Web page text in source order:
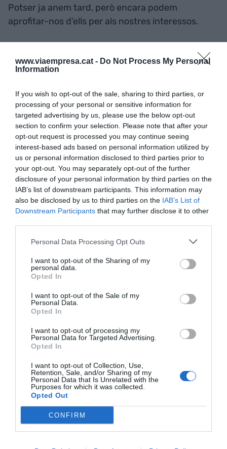
www.viaempresa.cat - Do Not Process My Personal
Information
If you wish to opt-out of the sale, sharing to third parties, or
processing of your personal or sensitive information for
targeted advertising by us, please use the below opt-out
section to confirm your selection. Please note that after your
opt-out request is processed you may continue seeing
interest-based ads based on personal information utilized by
us or personal information disclosed to third parties prior to
your opt-out. You may separately opt-out of the further
disclosure of your personal information by third parties on the
IAB’s list of downstream participants. This information may
also be disclosed by us to third parties on the IAB’s List of
Downstream Participants that may further disclose it to other
Personal Data Processing Opt Outs
I want to opt-out of the Sharing of my
personal data.
Opted In
I want to opt-out of the Sale of my
Personal Data.
Opted In
I want to opt-out of processing my
Personal Data for Targeted Advertising.
Opted In
I want to opt-out of Collection, Use,
Retention, Sale, and/or Sharing of my
Personal Data that Is Unrelated with the
Purposes for which it was collected.
Opted Out
CONFIRM
Potser ja anem tard, però encara podem
aprofitar-nos d’ells per als nostres interessos.
Creem les eines necessàries i legislem per millorar
els tràmits i procediments administratius com ara
amb l’impuls dels punts d’atenció a l’emprenedor
o l’ús de la declaració responsable. Necessitem
polítiques actives de foment de la creació i el
desenvolupament de projectes empresarials. No
necessitem burocràcies inútils i que res tenen a
veure en el món professional actual. Cal
començar per aplicar en tots els àmbits de
regulació que afectin les empreses el principi de
pensar primer a petita escala. Perquè no podem
oblidar que el nostre teixit productiu està format
majoritàriament per microempreses, i això vol dir
que les polítiques adoptades han de realitzar-se
sempre amb perspectiva de PIME.
"Hauríem de recuperar el
'seny', aquella característica
tan nostra que demostra
que la millor manera
d’incrementar ingressos
fiscals és donant suport a
un creixement sòlid"
Per donar suport al talent emprenedor des de
tots els àmbits, necessitem, si o si, més